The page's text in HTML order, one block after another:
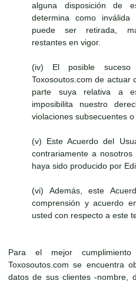
alguna disposición de
determina como
puede ser retirada,
restantes en vigor.
(iv) El posible suceso
Toxosoutos.com de actuar
parte suya relativa a
imposibilita nuestro
violaciones subsecuentes
(v) Este Acuerdo del
contrariamente a
haya sido producido por
(vi) Además, este
comprensión y acuerdo
usted con respecto a este
Para el mejor
Toxosoutos.com se encuentra
datos de sus clientes -nombre,